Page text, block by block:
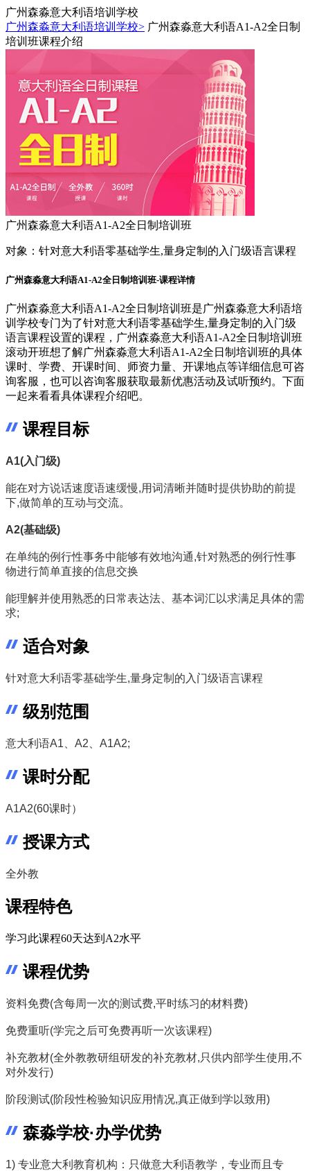
广州森淼意大利语培训学校
广州森淼意大利语培训学校> 广州森淼意大利语A1-A2全日制
培训班课程介绍
广州森淼意大利语A1-A2全日制培训班
对象： 针对意大利语零基础学生,量身定制的入门级语言课程
广州森淼意大利语A1-A2全日制培训班-课程详情
广州森淼意大利语A1-A2全日制培训班是广州森淼意大利语培
训学校专门为了针对意大利语零基础学生,量身定制的入门级
语言课程设置的课程，广州森淼意大利语A1-A2全日制培训班
滚动开班想了解广州森淼意大利语A1-A2全日制培训班的具体
课时、学费、开课时间、师资力量、开课地点等详细信息可咨
询客服，也可以咨询客服获取最新优惠活动及试听预约。下面
一起来看看具体课程介绍吧。
课程目标
A1(入门级)
能在对方说话速度语速缓慢,用词清晰并随时提供协助的前提
下,做简单的互动与交流。
A2(基础级)
在单纯的例行性事务中能够有效地沟通,针对熟悉的例行性事
物进行简单直接的信息交换
能理解并使用熟悉的日常表达法、基本词汇以求满足具体的需
求;
适合对象
针对意大利语零基础学生,量身定制的入门级语言课程
级别范围
意大利语A1、A2、A1A2;
课时分配
A1A2(60课时）
授课方式
全外教
课程特色
学习此课程60天达到A2水平
课程优势
资料免费(含每周一次的测试费,平时练习的材料费)
免费重听(学完之后可免费再听一次该课程)
补充教材(全外教教研组研发的补充教材,只供内部学生使用,不
对外发行)
阶段测试(阶段性检验知识应用情况,真正做到学以致用)
森淼学校·办学优势
1) 专业意大利教育机构：只做意大利语教学，专业而且专